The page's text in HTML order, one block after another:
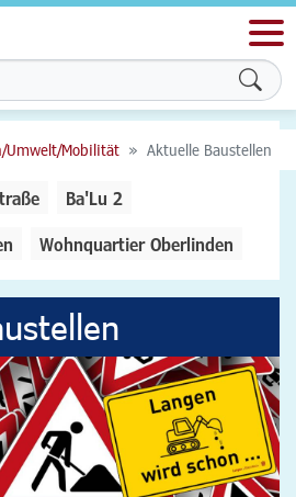
Umwelt/Mobilität Aktuelle Baustellen
Ba'Lu 2
Wohnquartier Oberlinden